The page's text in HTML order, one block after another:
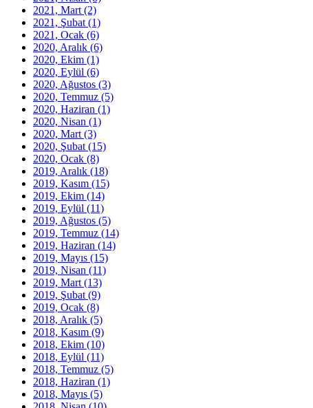
2021, Mart (2)
2021, Şubat (1)
2021, Ocak (6)
2020, Aralık (6)
2020, Ekim (1)
2020, Eylül (6)
2020, Ağustos (3)
2020, Temmuz (5)
2020, Haziran (1)
2020, Nisan (1)
2020, Mart (3)
2020, Şubat (15)
2020, Ocak (8)
2019, Aralık (18)
2019, Kasım (15)
2019, Ekim (14)
2019, Eylül (11)
2019, Ağustos (5)
2019, Temmuz (14)
2019, Haziran (14)
2019, Mayıs (15)
2019, Nisan (11)
2019, Mart (13)
2019, Şubat (9)
2019, Ocak (8)
2018, Aralık (5)
2018, Kasım (9)
2018, Ekim (10)
2018, Eylül (11)
2018, Temmuz (5)
2018, Haziran (1)
2018, Mayıs (5)